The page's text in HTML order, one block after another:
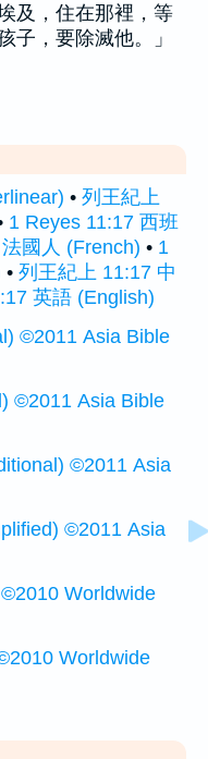
及，住在那裡，等
子，要除滅他。」
• 列王紀上
1 Reyes 11:17 西班
國人 (French) • 1
• 列王紀上 11:17 中
英語 (English)
©2011 Asia Bible
©2011 Asia Bible
©2011 Asia
©2011 Asia
Worldwide
Worldwide